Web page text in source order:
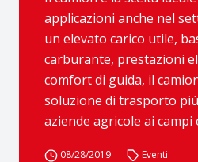
applicazioni anche nel
un elevato carico utile,
carburante, prestazioni
comfort di guida, il
soluzione di trasporto
aziende agricole ai campi
08/28/2019 Eventi